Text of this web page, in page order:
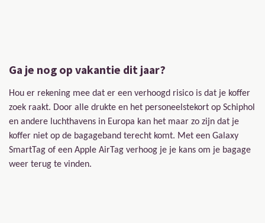
Ga je nog op vakantie dit jaar?
Hou er rekening mee dat er een verhoogd risico is dat je koffer
zoek raakt. Door alle drukte en het personeelstekort op Schiphol
en andere luchthavens in Europa kan het maar zo zijn dat je
koffer niet op de bagageband terecht komt. Met een Galaxy
SmartTag of een Apple AirTag verhoog je je kans om je bagage
weer terug te vinden.